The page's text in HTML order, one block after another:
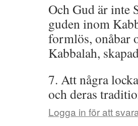
Och Gud är inte
guden inom
formlös, onåbar
Kabbalah,
7. Att några
och deras
Logga in för att